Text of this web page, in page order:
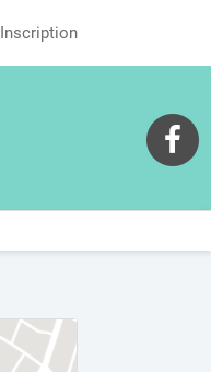
Inscription